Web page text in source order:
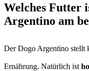
Welches Futter
Argentino am
Der Dogo Argentino stellt
Ernährung. Natürlich ist